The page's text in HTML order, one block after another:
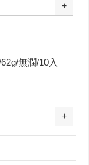
+
無潤/10入
+